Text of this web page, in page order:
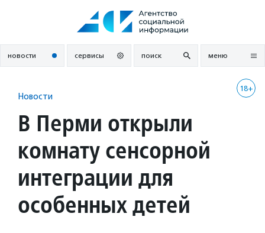
новости сервисы поиск меню
18+
Новости
В Перми открыли
комнату сенсорной
интеграции для
особенных детей